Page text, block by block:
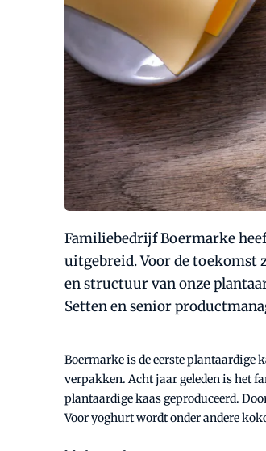
Familiebedrijf Boermarke
uitgebreid. Voor de toekomst
en structuur van onze
Setten en senior
Boermarke is de eerste plantaardige
verpakken. Acht jaar geleden is het
plantaardige kaas geproduceerd.
Voor yoghurt wordt onder andere